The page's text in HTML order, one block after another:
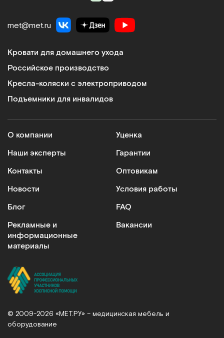
Под заказАрт.
Сравнить
500 мл
Лосьон для мытья без воды. 500 мл, пр-во Дания
met@met.ru
Кровати для домашнего ухода
Российское производство
Кресла-коляски с электроприводом
Подъемники для инвалидов
О компании
Наши эксперты
Контакты
Новости
Блог
Рекламные и
информационные
материалы
Уценка
Гарантии
Оптовикам
Условия работы
FAQ
Вакансии
© 2009-2026 «МЕТ.РУ» – медицинская мебель и
оборудование